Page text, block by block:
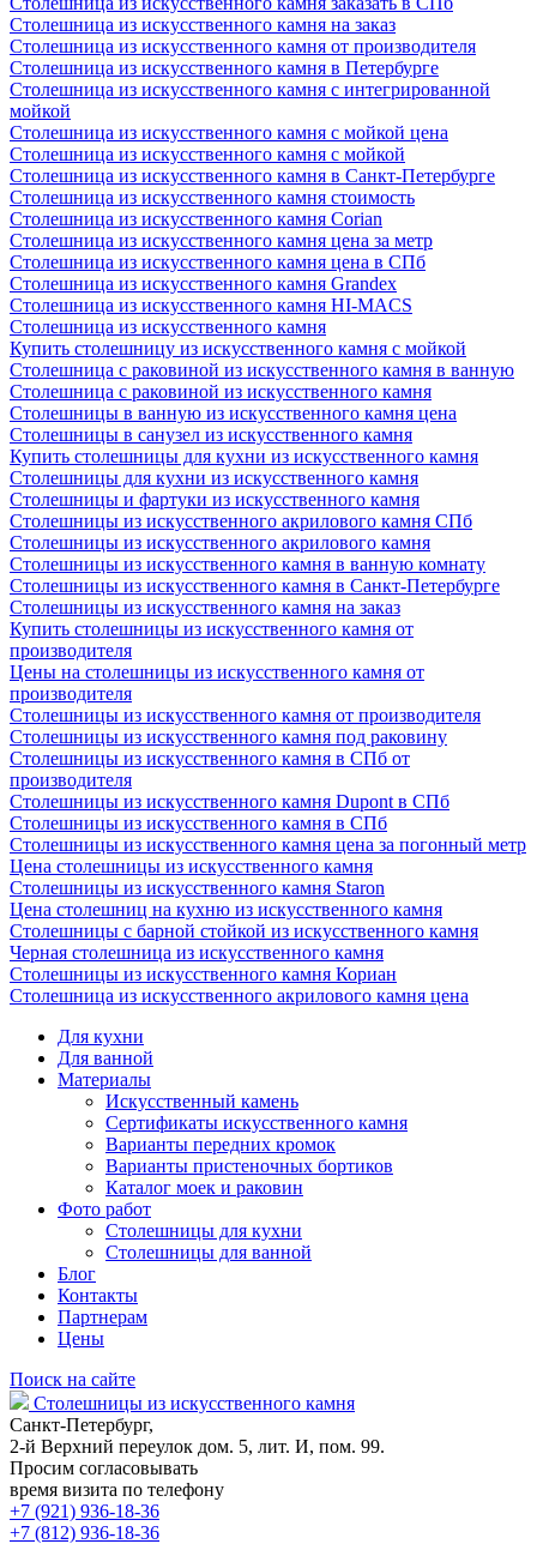
Столешница из искусственного камня на заказ
Столешница из искусственного камня от производителя
Столешница из искусственного камня в Петербурге
Столешница из искусственного камня с интегрированной
мойкой
Столешница из искусственного камня с мойкой цена
Столешница из искусственного камня с мойкой
Столешница из искусственного камня в Санкт-Петербурге
Столешница из искусственного камня стоимость
Столешница из искусственного камня Сorian
Столешница из искусственного камня цена за метр
Столешница из искусственного камня цена в СПб
Столешница из искусственного камня Grandex
Столешница из искусственного камня HI-MACS
Столешница из искусственного камня
Купить столешницу из искусственного камня с мойкой
Столешница с раковиной из искусственного камня в ванную
Столешница с раковиной из искусственного камня
Столешницы в ванную из искусственного камня цена
Столешницы в санузел из искусственного камня
Купить столешницы для кухни из искусственного камня
Столешницы для кухни из искусственного камня
Столешницы и фартуки из искусственного камня
Столешницы из искусственного акрилового камня СПб
Столешницы из искусственного акрилового камня
Столешницы из искусственного камня в ванную комнату
Столешницы из искусственного камня в Санкт-Петербурге
Столешницы из искусственного камня на заказ
Купить столешницы из искусственного камня от
производителя
Цены на столешницы из искусственного камня от
производителя
Столешницы из искусственного камня от производителя
Столешницы из искусственного камня под раковину
Столешницы из искусственного камня в СПб от
производителя
Столешницы из искусственного камня Dupont в СПб
Столешницы из искусственного камня в СПб
Столешницы из искусственного камня цена за погонный метр
Цена столешницы из искусственного камня
Столешницы из искусственного камня Staron
Цена столешниц на кухню из искусственного камня
Столешницы с барной стойкой из искусственного камня
Черная столешница из искусственного камня
Столешницы из искусственного камня Кориан
Столешница из искусственного акрилового камня цена
Для кухни
Для ванной
Материалы
Искусственный камень
Сертификаты искусственного камня
Варианты передних кромок
Варианты пристеночных бортиков
Каталог моек и раковин
Фото работ
Столешницы для кухни
Столешницы для ванной
Блог
Контакты
Партнерам
Цены
Поиск на сайте
Столешницы из искусственного камня
Санкт-Петербург,
2-й Верхний переулок дом. 5, лит. И, пом. 99.
Просим согласовывать
время визита по телефону
+7 (921) 936-18-36
+7 (812) 936-18-36